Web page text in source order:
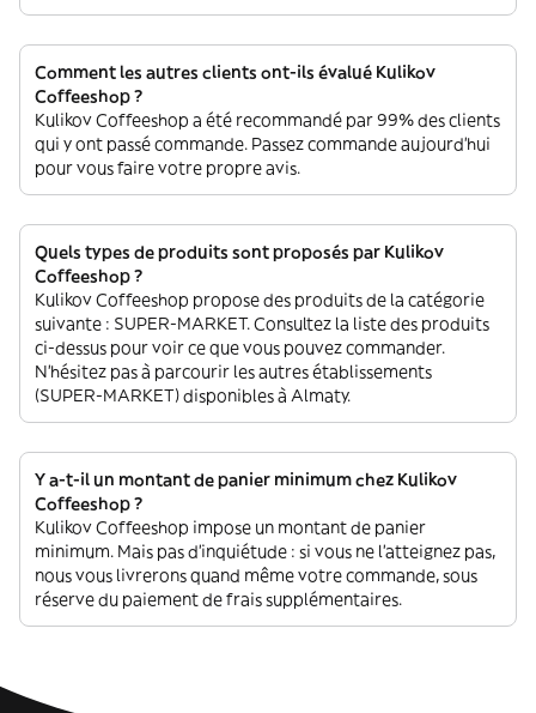
Comment les autres clients ont-ils évalué Kulikov
Coffeeshop ?
Kulikov Coffeeshop a été recommandé par 99% des clients
qui y ont passé commande. Passez commande aujourd'hui
pour vous faire votre propre avis.
Quels types de produits sont proposés par Kulikov
Coffeeshop ?
Kulikov Coffeeshop propose des produits de la catégorie
suivante : SUPER-MARKET. Consultez la liste des produits
ci-dessus pour voir ce que vous pouvez commander.
N'hésitez pas à parcourir les autres établissements
(SUPER-MARKET) disponibles à Almaty.
Y a-t-il un montant de panier minimum chez Kulikov
Coffeeshop ?
Kulikov Coffeeshop impose un montant de panier
minimum. Mais pas d'inquiétude : si vous ne l'atteignez pas,
nous vous livrerons quand même votre commande, sous
réserve du paiement de frais supplémentaires.